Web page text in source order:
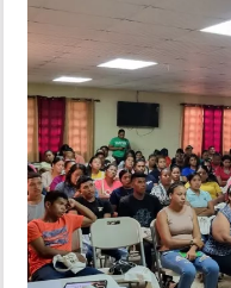
DEPORTES
MUNDO
INSÓLITAS
MULTIMEDIA